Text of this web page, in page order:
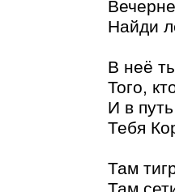
Найди
В неё
Того,
И в
Тебя
Там